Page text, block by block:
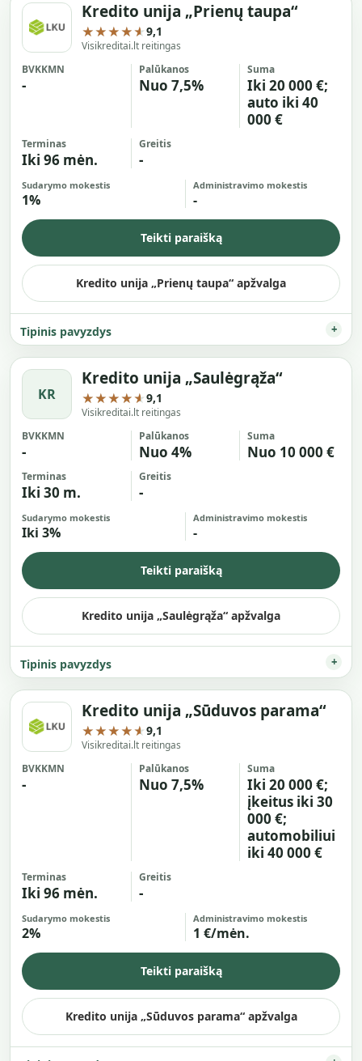
Kredito unija „Prienų taupa“
★★★★★9,1
Visikreditai.lt reitingas
BVKKMN
-
Palūkanos
Nuo 7,5%
Suma
Iki 20 000 €;
auto iki 40
000 €
Terminas
Iki 96 mėn.
Greitis
-
Sudarymo mokestis
1%
Administravimo mokestis
-
Teikti paraišką
Kredito unija „Prienų taupa“ apžvalga
Tipinis pavyzdys
KR
Kredito unija „Saulėgrąža“
★★★★★9,1
Visikreditai.lt reitingas
BVKKMN
-
Palūkanos
Nuo 4%
Suma
Nuo 10 000 €
Terminas
Iki 30 m.
Greitis
-
Sudarymo mokestis
Iki 3%
Administravimo mokestis
-
Teikti paraišką
Kredito unija „Saulėgrąža“ apžvalga
Tipinis pavyzdys
Kredito unija „Sūduvos parama“
★★★★★9,1
Visikreditai.lt reitingas
BVKKMN
-
Palūkanos
Nuo 7,5%
Suma
Iki 20 000 €;
įkeitus iki 30
000 €;
automobiliui
iki 40 000 €
Terminas
Iki 96 mėn.
Greitis
-
Sudarymo mokestis
2%
Administravimo mokestis
1 €/mėn.
Teikti paraišką
Kredito unija „Sūduvos parama“ apžvalga